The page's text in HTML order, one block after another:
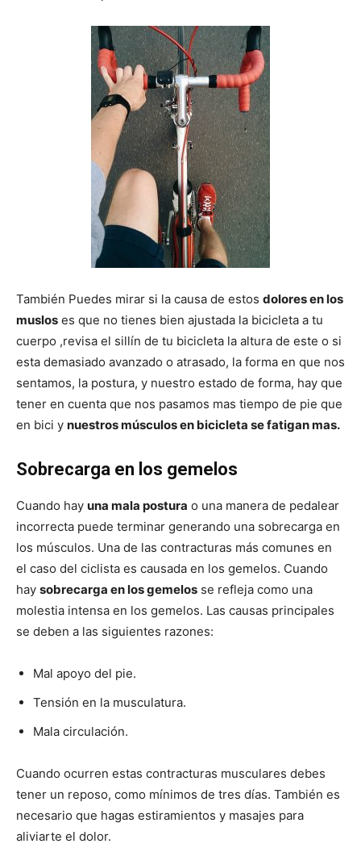
También Puedes mirar si la causa de estos dolores en los
muslos es que no tienes bien ajustada la bicicleta a tu
cuerpo ,revisa el sillín de tu bicicleta la altura de este o si
esta demasiado avanzado o atrasado, la forma en que nos
sentamos, la postura, y nuestro estado de forma, hay que
tener en cuenta que nos pasamos mas tiempo de pie que
en bici y nuestros músculos en bicicleta se fatigan mas.
Sobrecarga en los gemelos
Cuando hay una mala postura o una manera de pedalear
incorrecta puede terminar generando una sobrecarga en
los músculos. Una de las contracturas más comunes en
el caso del ciclista es causada en los gemelos. Cuando
hay sobrecarga en los gemelos se refleja como una
molestia intensa en los gemelos. Las causas principales
se deben a las siguientes razones:
Mal apoyo del pie.
Tensión en la musculatura.
Mala circulación.
Cuando ocurren estas contracturas musculares debes
tener un reposo, como mínimos de tres días. También es
necesario que hagas estiramientos y masajes para
aliviarte el dolor.